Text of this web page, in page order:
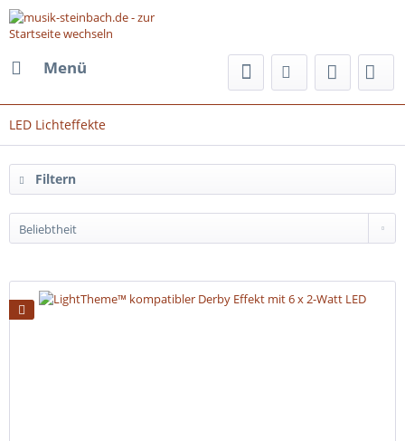
Menü
LED Lichteffekte
Filtern